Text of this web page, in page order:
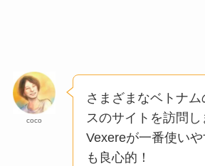
coco
さまざまなベトナ
スのサイトを訪問し
Vexereが一番使い
も良心的！